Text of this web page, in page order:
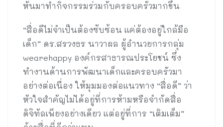
หันมาทำกิจกรรมร่วมกับครอบครัวมากขึ้น
“สื่อดีไม่จำเป็นต้องซับซ้อน แค่ต้องอยู่ใกล้มือ
เด็ก” ดร.สรวงธร นาวาผล ผู้อำนวยการกลุ่ม
wearehappy องค์กรสาธารณประโยชน์ ซึ่ง
ทำงานด้านการพัฒนาเด็กและครอบครัวมา
อย่างต่อเนื่อง ให้มุมมองต่อแนวทาง “สื่อดี” ว่า
หัวใจสำคัญไม่ได้อยู่ที่การห้ามหรือจำกัดสื่อ
ดิจิทัลเพียงอย่างเดียว แต่อยู่ที่การ “เติมเต็ม”